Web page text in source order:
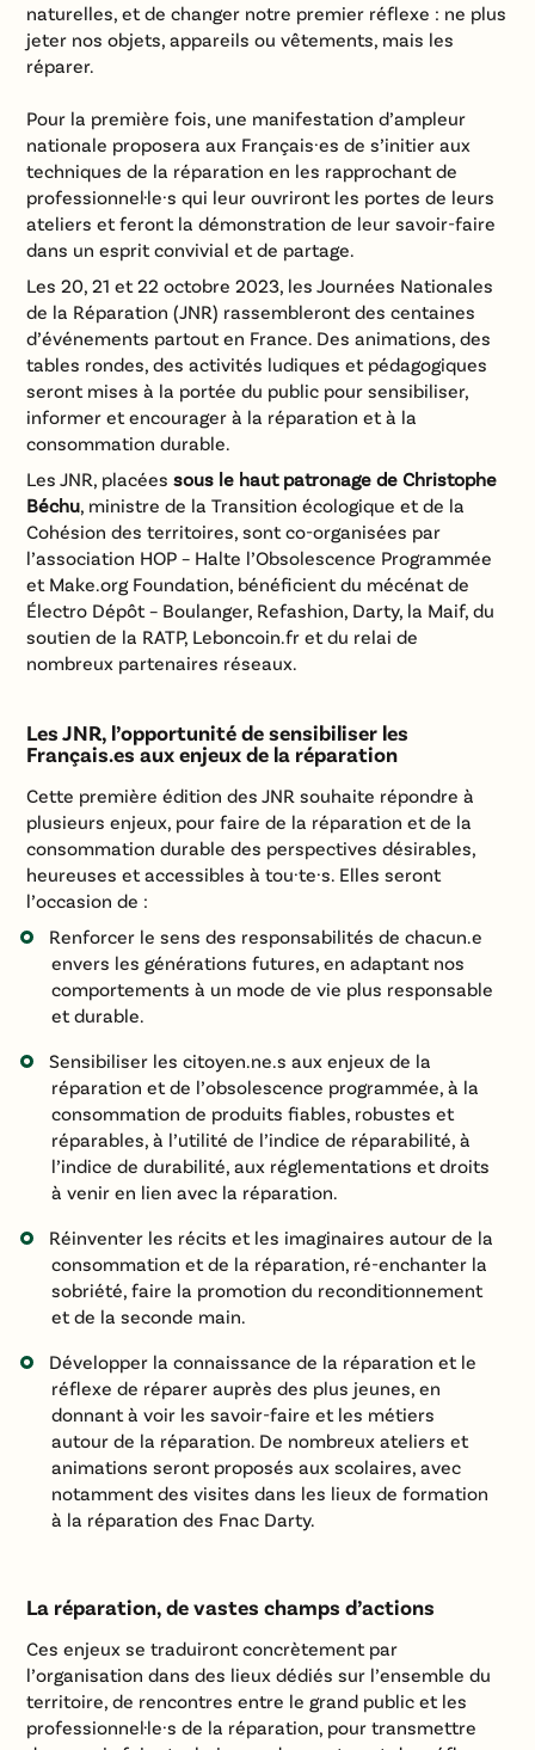
naturelles, et de changer notre premier réflexe : ne plus
jeter nos objets, appareils ou vêtements, mais les
réparer.
Pour la première fois, une manifestation d’ampleur
nationale proposera aux Français·es de s’initier aux
techniques de la réparation en les rapprochant de
professionnel·le·s qui leur ouvriront les portes de leurs
ateliers et feront la démonstration de leur savoir-faire
dans un esprit convivial et de partage.
Les 20, 21 et 22 octobre 2023, les Journées Nationales
de la Réparation (JNR) rassembleront des centaines
d’événements partout en France. Des animations, des
tables rondes, des activités ludiques et pédagogiques
seront mises à la portée du public pour sensibiliser,
informer et encourager à la réparation et à la
consommation durable.
Les JNR, placéessous le haut patronage de Christophe
Béchu, ministre de la Transition écologique et de la
Cohésion des territoires, sont co-organisées par
l’association HOP – Halte l’Obsolescence Programmée
et Make.org Foundation, bénéficient du mécénat de
Électro Dépôt – Boulanger, Refashion, Darty, la Maif, du
soutien de la RATP, Leboncoin.fr et du relai de
nombreux partenaires réseaux.
Les JNR, l’opportunité de sensibiliser les
Français.es aux enjeux de la réparation
Cette première édition des JNR souhaite répondre à
plusieurs enjeux, pour faire de la réparation et de la
consommation durable des perspectives désirables,
heureuses et accessibles à tou·te·s. Elles seront
l’occasion de :
Renforcer le sens des responsabilités de chacun.e
envers les générations futures, en adaptant nos
comportements à un mode de vie plus responsable
et durable.
Sensibiliser les citoyen.ne.s aux enjeux de la
réparation et de l’obsolescence programmée, à la
consommation de produits fiables, robustes et
réparables, à l’utilité de l’indice de réparabilité, à
l’indice de durabilité, aux réglementations et droits
à venir en lien avec la réparation.
Réinventer les récits et les imaginaires autour de la
consommation et de la réparation, ré-enchanter la
sobriété, faire la promotion du reconditionnement
et de la seconde main.
Développer la connaissance de la réparation et le
réflexe de réparer auprès des plus jeunes, en
donnant à voir les savoir-faire et les métiers
autour de la réparation. De nombreux ateliers et
animations seront proposés aux scolaires, avec
notamment des visites dans les lieux de formation
à la réparation des Fnac Darty.
La réparation, de vastes champs d’actions
Ces enjeux se traduiront concrètement par
l’organisation dans des lieux dédiés sur l’ensemble du
territoire, de rencontres entre le grand public et les
professionnel·le·s de la réparation, pour transmettre